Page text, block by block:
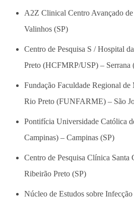
A2Z Clinical Centro Avançado
Valinhos (SP)
Centro de Pesquisa S / Hospital
Preto (HCFMRP/USP) – Serrana
Fundação Faculdade Regional de
Rio Preto (FUNFARME) – São
Pontifícia Universidade Católica
Campinas) – Campinas (SP)
Centro de Pesquisa Clínica Santa
Ribeirão Preto (SP)
Núcleo de Estudos sobre